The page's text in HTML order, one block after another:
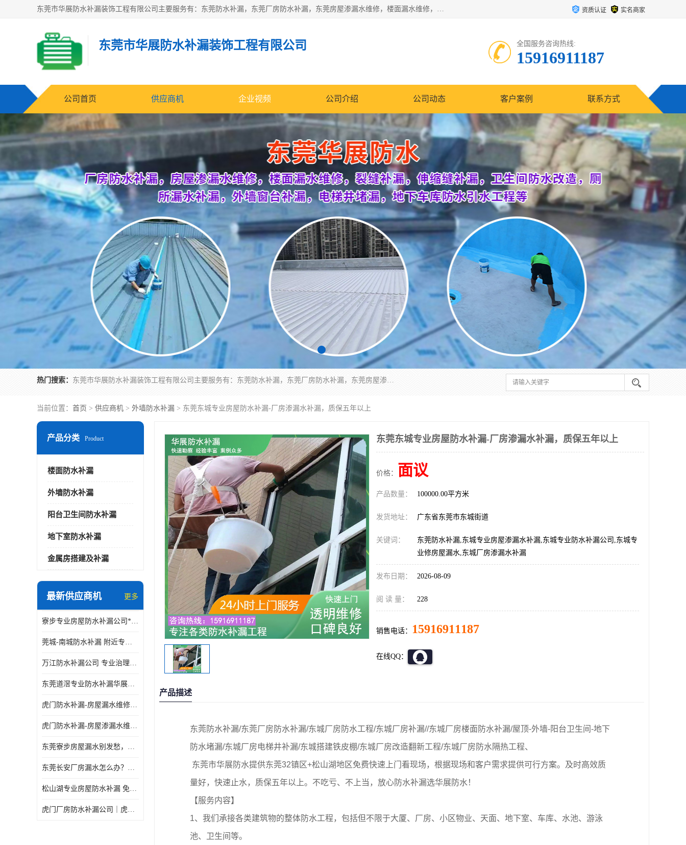
东莞市华展防水补漏装饰工程有限公司主要服务有：东莞防水补漏，东莞厂房防水补漏，东莞房屋渗漏水维修，楼面漏水维修，裂缝补漏，伸缩缝补漏，卫生间防水改造，厕所漏水补漏，外墙窗台补漏，电梯井堵漏，地下车库防水引水工程等 资质认证 实名商家
东莞市华展防水补漏装饰工程有限公司 全国服务咨询热线:
15916911187
公司首页 供应商机 企业视频 公司介绍 公司动态 客户案例 联系方式
热门搜索： 东莞市华展防水补漏装饰工程有限公司主要服务有：东莞防水补漏，东莞厂房防水补漏，东莞房屋渗漏水维修，楼面漏水维修，裂缝补漏，伸缩缝补漏，卫生间防水改造，厕所漏水补漏，外墙窗台补漏，电梯井堵漏，地下车库防水引水工程等
当前位置： 首页 > 供应商机 > 外墙防水补漏 > 东莞东城专业房屋防水补漏-厂房渗漏水补漏，质保五年以上
产品分类 Product
楼面防水补漏
外墙防水补漏
阳台卫生间防水补漏
地下室防水补漏
金属房搭建及补漏
最新供应商机 更多
寮步专业房屋防水补漏公司*华展防水，值得信赖的选择
莞城-南城防水补漏 附近专修房屋漏水 免费上门看现场 修不好不收费
万江防水补漏公司 专业治理各项建筑物渗漏水 精准选材 快速止水
东莞道滘专业防水补漏华展防水更专业，及时高效，五年质保
虎门防水补漏-房屋漏水维修 免费上门提供方案 高效解决渗漏水问题
虎门防水补漏-房屋渗漏水维修 免费上门提供方案 验收合格再收费
东莞寮步房屋漏水别发愁，华展防水为您解烦忧！
东莞长安厂房漏水怎么办？华展防水24小时解决渗漏难题
松山湖专业房屋防水补漏 免费上门看现场，快速提供可靠方案
虎门厂房防水补漏公司｜虎门专修厂房渗漏水｜虎门楼面漏水补漏
东莞东城专业房屋防水补漏-厂房渗漏水补漏，质保五年以上
价格： 面议
产品数量： 100000.00平方米
发货地址： 广东省东莞市东城街道
关键词：
东莞防水补漏,东城专业房屋渗漏水补漏,东城专业防水补漏公司,东城专
业修房屋漏水,东城厂房渗漏水补漏
发布日期： 2026-08-09
阅 读 量： 228
销售电话： 15916911187
在线QQ：
产品描述
东莞防水补漏/东莞厂房防水补漏/东城厂房防水工程/东城厂房补漏//东城厂房楼面防水补漏/屋顶-外墙-阳台卫生间-地下
防水堵漏/东城厂房电梯井补漏/东城搭建铁皮棚/东城厂房改造翻新工程/东城厂房防水隔热工程、
东莞市华展防水提供东莞32镇区+松山湖地区免费快速上门看现场，根据现场和客户需求提供可行方案。及时高效质
量好，快速止水，质保五年以上。不吃亏、不上当，放心防水补漏选华展防水！
【服务内容】
1、我们承接各类建筑物的整体防水工程，包括但不限于大厦、厂房、小区物业、天面、地下室、车库、水池、游泳
池、卫生间等。